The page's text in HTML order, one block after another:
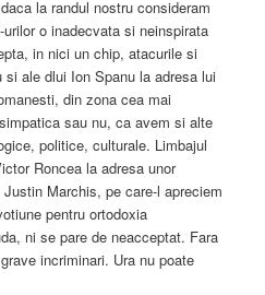
la randul nostru consideram
o inadecvata si neinspirata
in nici un chip, atacurile si
ale dlui Ion Spanu la adresa lui
din zona cea mai
sau nu, ca avem si alte
politice, culturale. Limbajul
Roncea la adresa unor
Marchis, pe care-l apreciem
pentru ortodoxia
ni se pare de neacceptat. Fara
incriminari. Ura nu poate